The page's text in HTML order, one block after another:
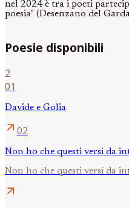
nel 2024 è tra i poeti
poesia" (Desenzano del
Poesie disponibili
2
01
Davide e Golia
arrow_outward 02
Non ho che questi versi da
Non ho che questi versi da
arrow_outward